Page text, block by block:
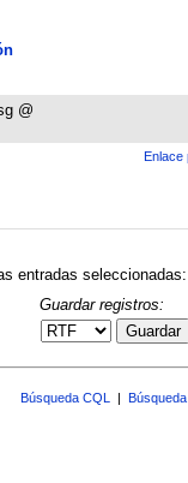
@
Enlace
entradas seleccionadas:
Guardar registros:
Guardar
Búsqueda CQL